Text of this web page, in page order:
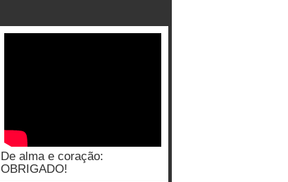
De alma e coração:
OBRIGADO!